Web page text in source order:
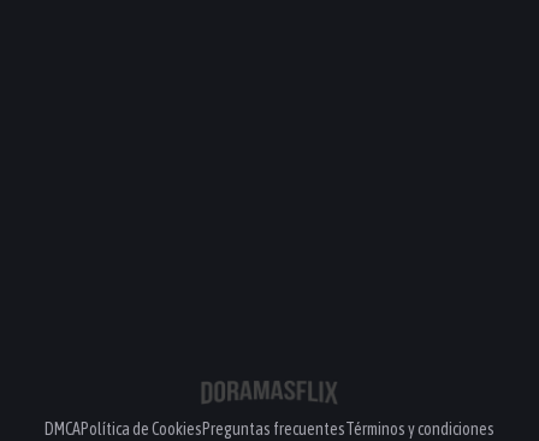
DMCAPolítica de CookiesPreguntas frecuentesTérminos y condiciones